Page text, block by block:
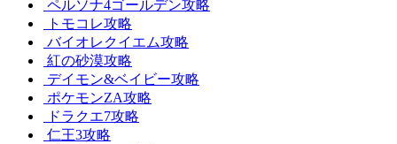
ペルソナ4ゴールデン攻略
トモコレ攻略
バイオレクイエム攻略
紅の砂漠攻略
デイモン&ベイビー攻略
ポケモンZA攻略
ドラクエ7攻略
仁王3攻略